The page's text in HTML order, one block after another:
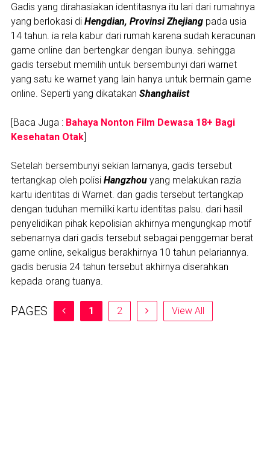
Gadis yang dirahasiakan identitasnya itu lari dari rumahnya
yang berlokasi di Hengdian, Provinsi Zhejiangpada usia
14 tahun. ia rela kabur dari rumah karena sudah keracunan
game online dan bertengkar dengan ibunya. sehingga
gadis tersebut memilih untuk bersembunyi dari warnet
yang satu ke warnet yang lain hanya untuk bermain game
online. Seperti yang dikatakan Shanghaiist
[Baca Juga : Bahaya Nonton Film Dewasa 18+ Bagi
Kesehatan Otak]
Setelah bersembunyi sekian lamanya, gadis tersebut
tertangkap oleh polisi Hangzhouyang melakukan razia
kartu identitas di Warnet. dan gadis tersebut tertangkap
dengan tuduhan memiliki kartu identitas palsu. dari hasil
penyelidikan pihak kepolisian akhirnya mengungkap motif
sebenarnya dari gadis tersebut sebagai penggemar berat
game online, sekaligus berakhirnya 10 tahun pelariannya.
gadis berusia 24 tahun tersebut akhirnya diserahkan
kepada orang tuanya.
PAGES 1 2 View All